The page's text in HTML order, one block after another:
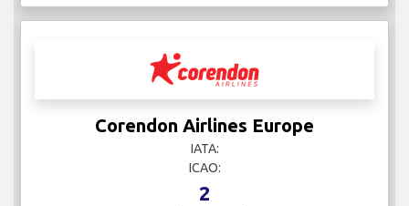
Corendon Airlines Europe
IATA:
ICAO:
2